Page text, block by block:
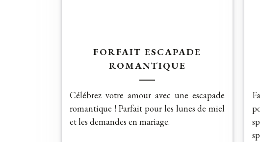
FORFAIT ESCAPADE
ROMANTIQUE
Célébrez votre amour avec une escapade
romantique ! Parfait pour les lunes de miel
et les demandes en mariage.